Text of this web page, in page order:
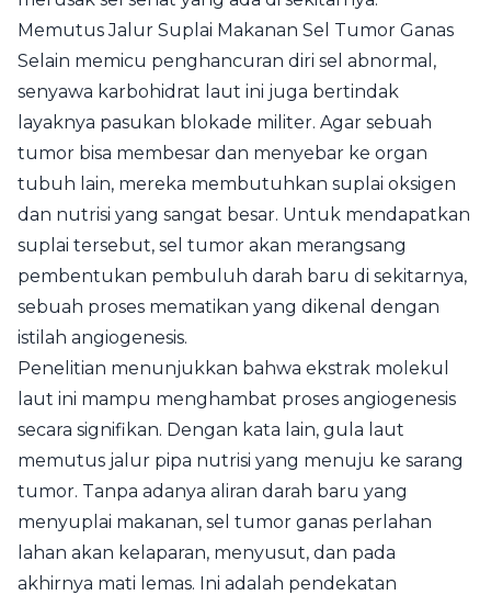
Memutus Jalur Suplai Makanan Sel Tumor Ganas
Selain memicu penghancuran diri sel abnormal,
senyawa karbohidrat laut ini juga bertindak
layaknya pasukan blokade militer. Agar sebuah
tumor bisa membesar dan menyebar ke organ
tubuh lain, mereka membutuhkan suplai oksigen
dan nutrisi yang sangat besar. Untuk mendapatkan
suplai tersebut, sel tumor akan merangsang
pembentukan pembuluh darah baru di sekitarnya,
sebuah proses mematikan yang dikenal dengan
istilah angiogenesis.
Penelitian menunjukkan bahwa ekstrak molekul
laut ini mampu menghambat proses angiogenesis
secara signifikan. Dengan kata lain, gula laut
memutus jalur pipa nutrisi yang menuju ke sarang
tumor. Tanpa adanya aliran darah baru yang
menyuplai makanan, sel tumor ganas perlahan
lahan akan kelaparan, menyusut, dan pada
akhirnya mati lemas. Ini adalah pendekatan